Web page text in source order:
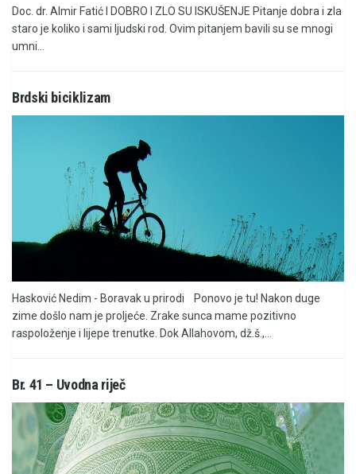
Doc. dr. Almir Fatić I DOBRO I ZLO SU ISKUŠENJE Pitanje dobra i zla
staro je koliko i sami ljudski rod. Ovim pitanjem bavili su se mnogi
umni...
Brdski biciklizam
Hasković Nedim - Boravak u prirodi Ponovo je tu! Nakon duge
zime došlo nam je proljeće. Zrake sunca mame pozitivno
raspoloženje i lijepe trenutke. Dok Allahovom, dž.š.,...
Br. 41 – Uvodna riječ